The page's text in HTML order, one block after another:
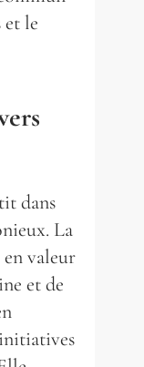
piscine
piscine
le
dans
La
valeur
et de